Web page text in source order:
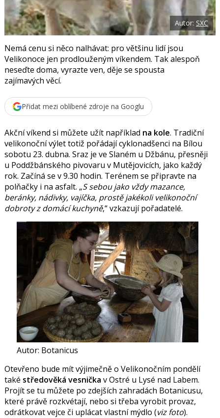
o
o
k
i
X
Autor:SXC
Nemá cenu si něco nalhávat: pro většinu lidí jsou
Velikonoce jen prodlouženým víkendem. Tak alespoň
neseďte doma, vyrazte ven, děje se spousta
zajímavých věcí.
Přidat mezi oblíbené zdroje na Googlu
Akční víkend si můžete užít například na kole. Tradiční
velikonoční výlet totiž pořádají cyklonadšenci na Bílou
sobotu 23. dubna. Sraz je ve Slaném u Džbánu, přesněji
u Poddžbánského pivovaru v Mutějovicích, jako každý
rok. Začíná se v 9.30 hodin. Terénem se připravte na
polňačky i na asfalt. „S sebou jako vždy mazance,
beránky, nádivky, vajíčka, prostě jakékoli velikonoční
dobroty z domácí kuchyně,“ vzkazují pořadatelé.
Autor: Botanicus
Otevřeno bude mít výjimečně o Velikonočním pondělí
také středověká vesnička v Ostré u Lysé nad Labem.
Projít se tu můžete po zdejších zahradách Botanicusu,
které právě rozkvétají, nebo si třeba vyrobit provaz,
odrátkovat vejce či uplácat vlastní mýdlo (viz foto).